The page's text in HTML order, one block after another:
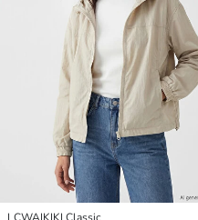
LCWAIKIKI Classic